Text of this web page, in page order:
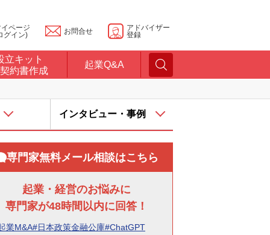
ページ
グイン)
お問合せ
アドバイザー
登録
立キット
約書作成
起業Q&A
インタビュー・事例
専門家無料メール相談はこちら
起業・経営のお悩みに
専門家が48時間以内に回答！
業M&A#日本政策金融公庫#ChatGPT